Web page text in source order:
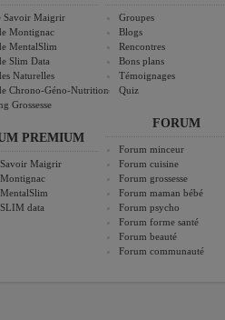
Savoir Maigrir
Montignac
MentalSlim
Slim Data
Naturelles
Chrono-Géno-Nutrition
Grossesse
PREMIUM
Maigrir
data
Groupes
Blogs
Rencontres
Bons plans
Témoignages
Quiz
FORUM
Forum minceur
Forum cuisine
Forum grossesse
Forum maman bébé
Forum psycho
Forum forme santé
Forum beauté
Forum communauté